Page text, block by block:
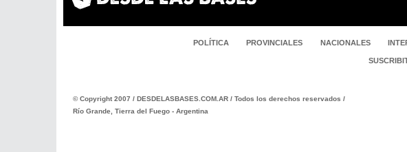
POLÍTICA PROVINCIALES NACIONALES
© Copyright 2007 / DESDELASBASES.COM.AR / Todos los derechos reservados /
Río Grande, Tierra del Fuego - Argentina